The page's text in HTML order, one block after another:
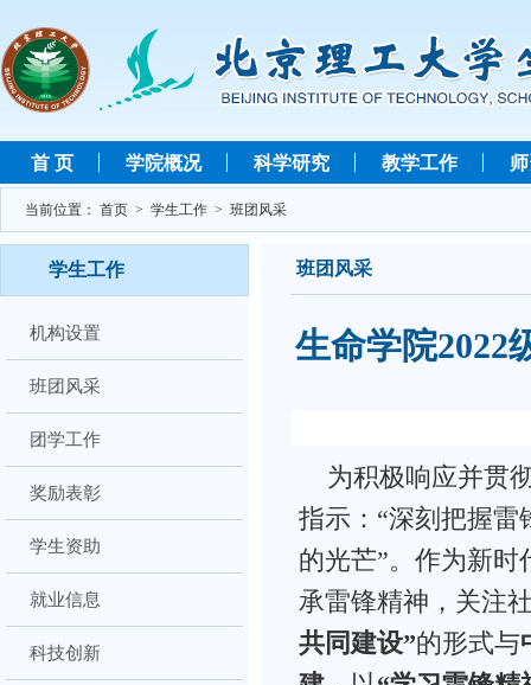
首 页 学院概况 科学研究 教学工作
当前位置： 首页 > 学生工作 > 班团风采
学生工作
机构设置
班团风采
团学工作
奖励表彰
学生资助
就业信息
科技创新
班团风采
生命学院2022
为积极响应并贯
指示：“深刻把握
的光芒”。作为新时
承雷锋精神，关注
共同建设”的形式与